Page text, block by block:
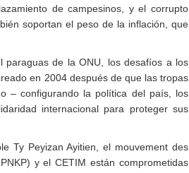
de campesinos, y el corrupto
soportan el peso de la inflación, que
paraguas de la ONU, los desafíos a los
en 2004 después de que las tropas
– configurando la política del país, los
internacional para proteger sus
Ty Peyizan Ayitien, el mouvement des
y el CETIM están comprometidas